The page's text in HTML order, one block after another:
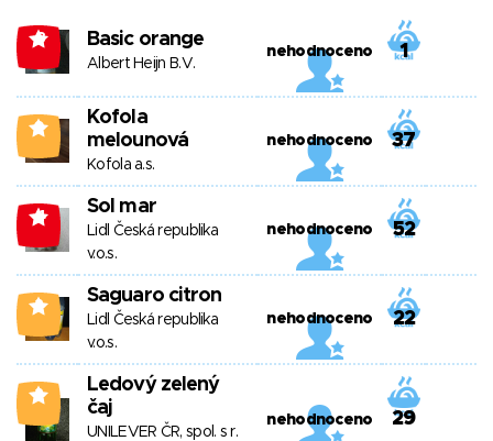
-3 Basic orange
Albert Heijn B.V.
nehodnoceno 1
0
Kofola
melounová
Kofola a.s.
nehodnoceno 37
-4 Sol mar
Lidl Česká republika
v.o.s.
nehodnoceno 52
2 Saguaro citron
Lidl Česká republika
v.o.s.
nehodnoceno 22
2
Ledový zelený
čaj
UNILEVER ČR, spol. s r.
nehodnoceno 29